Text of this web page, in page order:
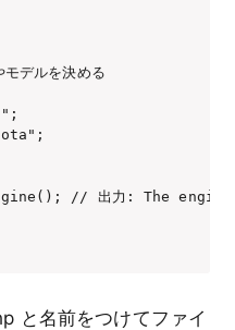
デルを決める
// 出力: The
と名前をつけてファイ